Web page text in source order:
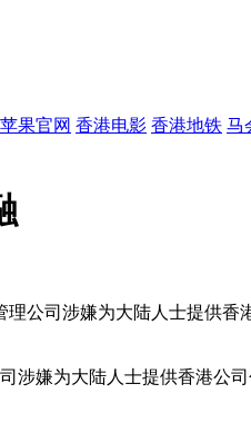
果官网 香港电影 香港地铁 马
司涉嫌为大陆人士提供香
嫌为大陆人士提供香港公